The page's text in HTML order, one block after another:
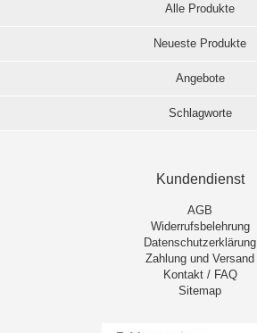
Alle Produkte
Neueste Produkte
Angebote
Schlagworte
Kundendienst
AGB
Widerrufsbelehrung
Datenschutzerklärung
Zahlung und Versand
Kontakt / FAQ
Sitemap